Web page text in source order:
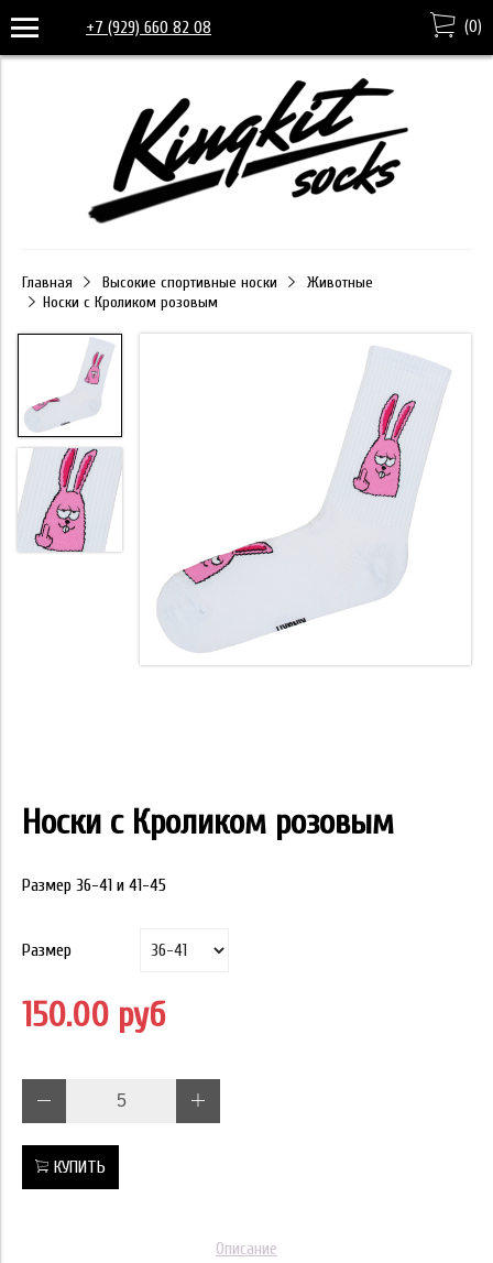
+7 (929) 660 82 08 (0)
Главная Высокие спортивные носки
Животные
Носки с Кроликом розовым
Носки с Кроликом розовым
Размер 36-41 и 41-45
Размер
150.00 руб
КУПИТЬ
Описание